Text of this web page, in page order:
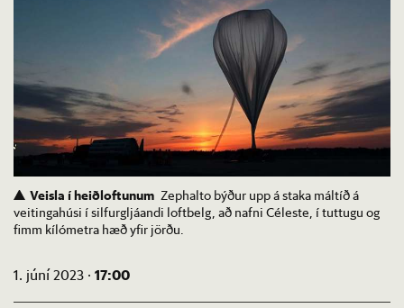
Veisla í heiðloftunum Zephalto býður upp á staka máltíð á
veitingahúsi í silfurgljáandi loftbelg, að nafni Céleste, í tuttugu og
fimm kílómetra hæð yfir jörðu.
1. júní 2023 · 17:00